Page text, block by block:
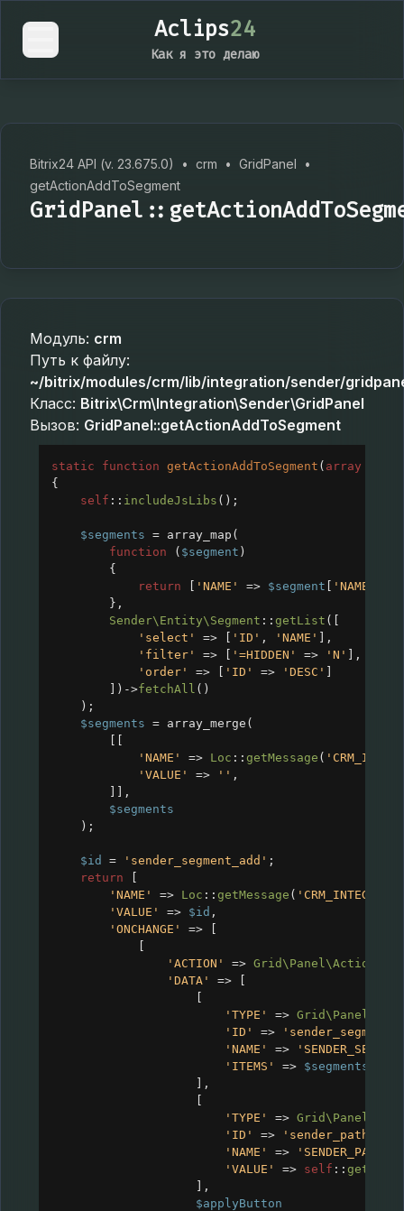
Aclips24
Как я это делаю
Bitrix24 API (v. 23.675.0) • crm • GridPanel
•
getActionAddToSegment
Модуль: crm
Путь к файлу:
~/bitrix/modules/crm/lib/integration/sender/
Класс: Bitrix\Crm\Integration\Sender\GridPanel
Вызов: GridPanel::getActionAddToSegment
static function getActionAddToSegment ( array
{
self :: includeJsLibs ();
$segments = array_map (
function ( $segment )
{
return
'NAME' => $segment 'NAME'
},
Sender\Entity\Segment :: getList ([
'select'
=> 'ID' , 'NAME'
],
'filter'
=> '=HIDDEN' => 'N'
],
'order'
=> 'ID' => 'DESC'
]) ->fetchAll ()
);
$segments = array_merge (
'NAME'
=> Loc :: getMessage (
'VALUE'
=> '' ,
]],
$segments
);
$id = 'sender_segment_add' ;
return
'NAME'
=> Loc :: getMessage (
'VALUE'
=> $id ,
'ONCHANGE'
=>
'ACTION'
=> Grid\Panel\Actions
'DATA'
=>
'TYPE'
=>
'ID'
=>
'NAME'
=>
'ITEMS'
=> $segments
],
'TYPE'
=>
'ID'
=>
'NAME'
=>
'VALUE'
=> self ::
],
$applyButton